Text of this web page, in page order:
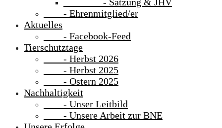
- Ehrenmitglied/er
Aktuelles
- Facebook-Feed
Tierschutztage
- Herbst 2026
- Herbst 2025
- Ostern 2025
Nachhaltigkeit
- Unser Leitbild
- Unsere Arbeit zur BNE